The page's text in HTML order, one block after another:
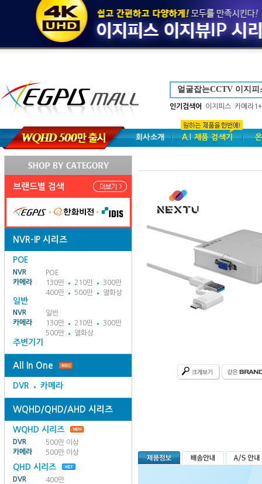
인기검색어 이지피스 카메라
회사소개 A.I 제품 검색기
브랜드별 검색
NVR-IP 시리즈
POE
NVR
POE
카메라
130만 210만
300만
400만
500만 열화상
일반
NVR
일반
카메라
130만 210만
300만
500만
열화상
주변기기
All In One
DVR 카메라
WQHD/QHD/AHD 시리즈
WQHD 시리즈
DVR
500만 이상
카메라
500만 이상
QHD 시리즈
DVR
400만